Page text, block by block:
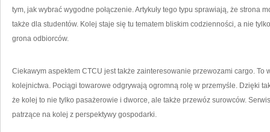
tym, jak wybrać wygodne połączenie. Artykuły tego typu sprawiają, że strona
także dla studentów. Kolej staje się tu tematem bliskim codzienności, a nie
grona odbiorców.
Ciekawym aspektem CTCU jest także zainteresowanie przewozami cargo. To
kolejnictwa. Pociągi towarowe odgrywają ogromną rolę w przemyśle. Dzięki
że kolej to nie tylko pasażerowie i dworce, ale także przewóz surowców.
patrzące na kolej z perspektywy gospodarki.